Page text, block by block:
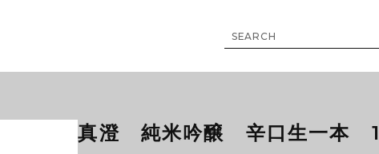
真澄 純米吟醸 辛口生一本